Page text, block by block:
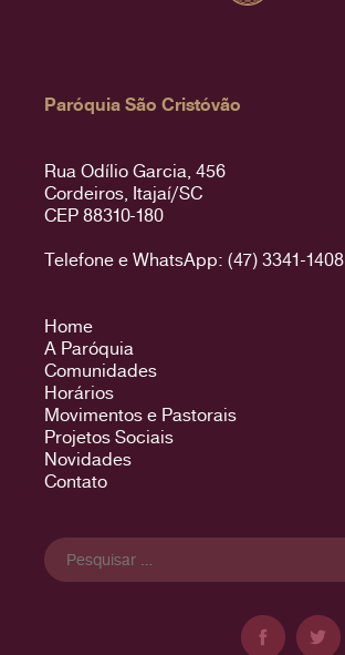
Paróquia São Cristóvão
Rua Odílio Garcia, 456
Cordeiros, Itajaí/SC
CEP 88310-180
Telefone e WhatsApp: (47) 3341-1408
Home
A Paróquia
Comunidades
Horários
Movimentos e Pastorais
Projetos Sociais
Novidades
Contato
Pesquisar
por: